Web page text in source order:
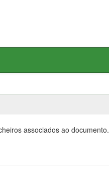
associados ao documento.